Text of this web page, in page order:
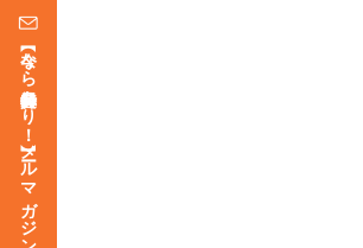
【今なら登録特典あり！】メールマガジン